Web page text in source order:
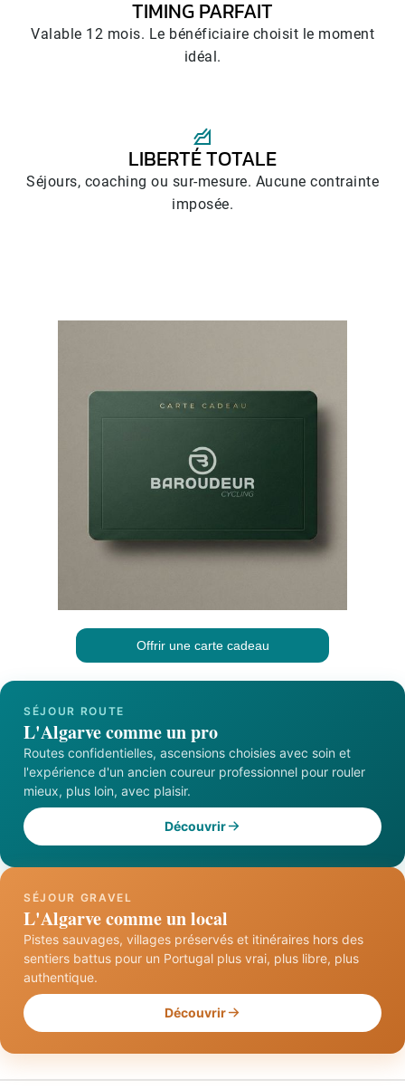
TIMING PARFAIT
Valable 12 mois. Le bénéficiaire choisit le moment
idéal.
LIBERTÉ TOTALE
Séjours, coaching ou sur-mesure. Aucune contrainte
imposée.
Offrir une carte cadeau
SÉJOUR ROUTE
L'Algarve comme un pro
Routes confidentielles, ascensions choisies avec soin et
l'expérience d'un ancien coureur professionnel pour rouler
mieux, plus loin, avec plaisir.
Découvrir
SÉJOUR GRAVEL
L'Algarve comme un local
Pistes sauvages, villages préservés et itinéraires hors des
sentiers battus pour un Portugal plus vrai, plus libre, plus
authentique.
Découvrir